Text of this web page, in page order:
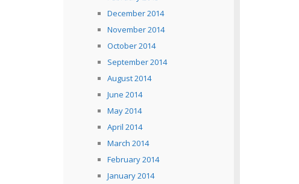
December 2014
November 2014
October 2014
September 2014
August 2014
June 2014
May 2014
April 2014
March 2014
February 2014
January 2014